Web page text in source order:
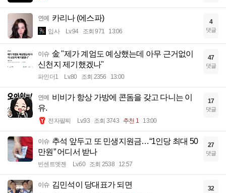
연예 카리나 (에스파)
입사 Lv.94 조회 971 13:06
4
댓글
이슈 金 "제가 계엄도 예상했는데 아무 근거없이
신천지 제기했겠나"
파인더1 Lv.80 조회 2356 13:00
47
댓글
연예
비비가 항상 가방에 콘돔을 갖고 다니는 이
유.
전자팔찌 Lv.93 조회 3743 추천 1 13:00
17
댓글
이슈 추석 앞두고 또 민생지원금…“1인당 최대 50
만원” 어디서 받나
빈센트멧젠 Lv.60 조회 2538 12:57
27
댓글
이슈 김민석이 당대표가 되면 32